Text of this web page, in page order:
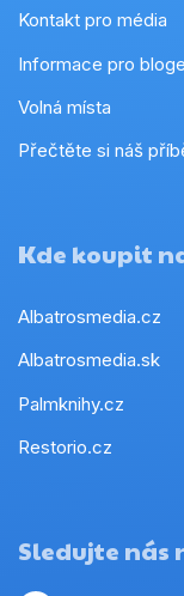
Kontakt pro média
Informace pro
Volná místa
Přečtěte si náš
Kde koupit
Albatrosmedia.cz
Albatrosmedia.sk
Palmknihy.cz
Restorio.cz
Sledujte nás